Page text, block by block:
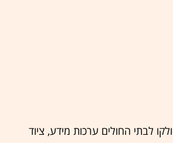
לבתי החולים ערכות מידע, ציוד